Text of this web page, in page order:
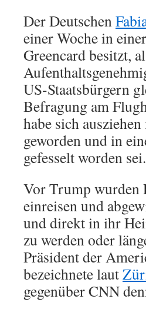
Der Deutschen
einer Woche in
Greencard besitzt,
US-Staatsbürgern
Befragung am
habe sich
geworden und in
gefesselt worden sei.
Vor Trump wurden
einreisen und
und direkt in ihr
zu werden oder
Präsident der
bezeichnete laut
gegenüber CNN